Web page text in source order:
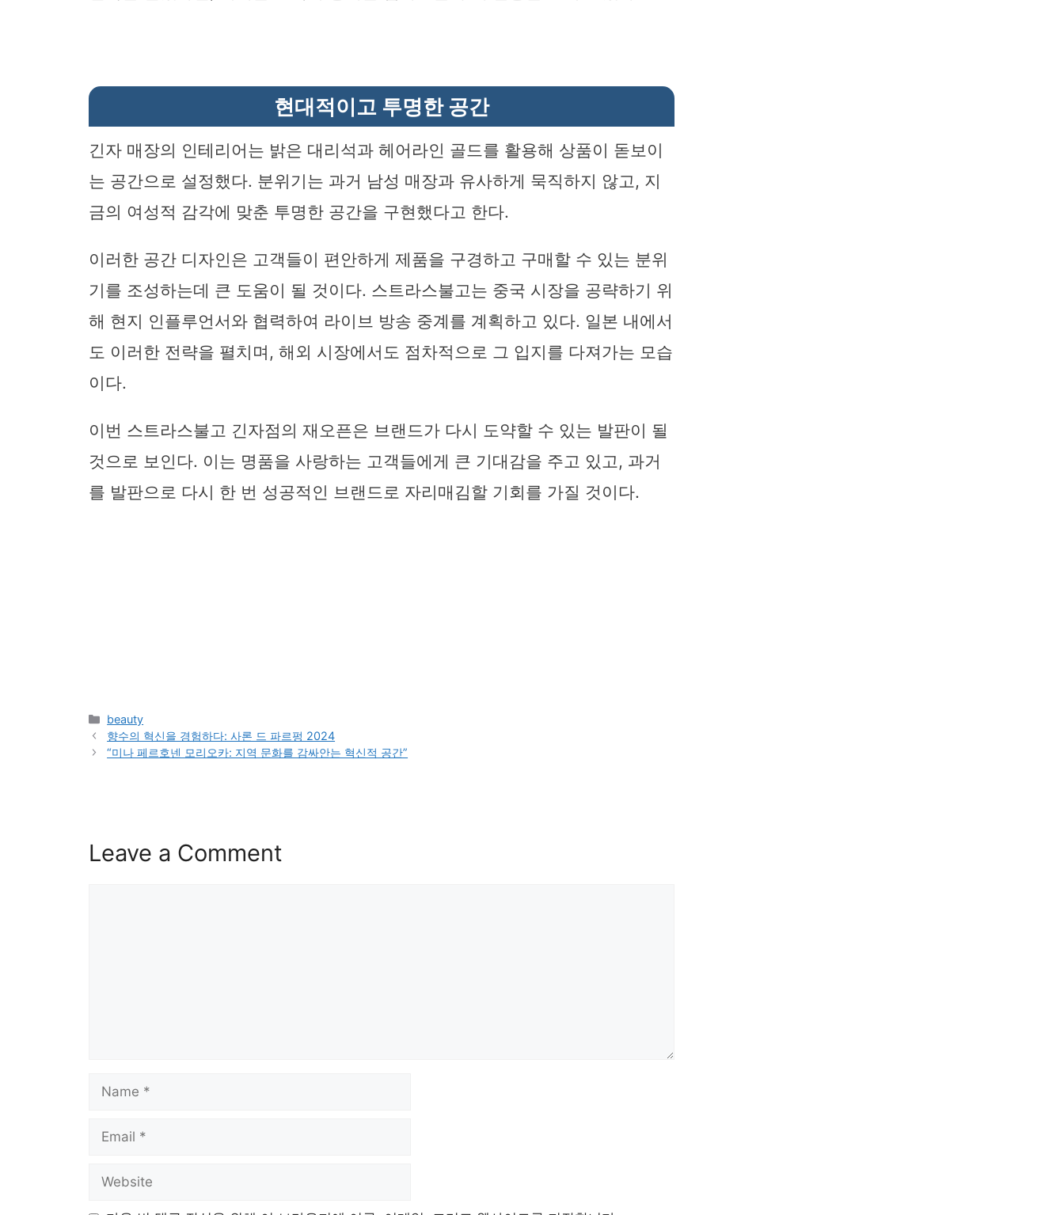
현대적이고 투명한 공간
긴자 매장의 인테리어는 밝은 대리석과 헤어라인 골드를 활용해 상품이 돋보이
는 공간으로 설정했다. 분위기는 과거 남성 매장과 유사하게 묵직하지 않고, 지
금의 여성적 감각에 맞춘 투명한 공간을 구현했다고 한다.
이러한 공간 디자인은 고객들이 편안하게 제품을 구경하고 구매할 수 있는 분위
기를 조성하는데 큰 도움이 될 것이다. 스트라스불고는 중국 시장을 공략하기 위
해 현지 인플루언서와 협력하여 라이브 방송 중계를 계획하고 있다. 일본 내에서
도 이러한 전략을 펼치며, 해외 시장에서도 점차적으로 그 입지를 다져가는 모습
이다.
이번 스트라스불고 긴자점의 재오픈은 브랜드가 다시 도약할 수 있는 발판이 될
것으로 보인다. 이는 명품을 사랑하는 고객들에게 큰 기대감을 주고 있고, 과거
를 발판으로 다시 한 번 성공적인 브랜드로 자리매김할 기회를 가질 것이다.
Categories
beauty
향수의 혁신을 경험하다: 사론 드 파르펑 2024
“미나 페르호넨 모리오카: 지역 문화를 감싸안는 혁신적 공간”
Leave a Comment
Name
Email
Website